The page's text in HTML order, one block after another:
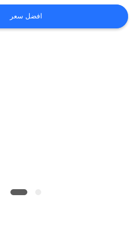
الموقع
افضل سعر